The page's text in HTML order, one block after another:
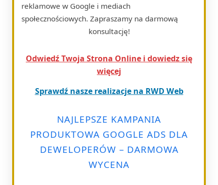
reklamowe w Google i mediach
społecznościowych. Zapraszamy na darmową
konsultację!
Odwiedź Twoja Strona Online i dowiedz się
więcej
Sprawdź nasze realizacje na RWD Web
NAJLEPSZE KAMPANIA
PRODUKTOWA GOOGLE ADS DLA
DEWELOPERÓW – DARMOWA
WYCENA